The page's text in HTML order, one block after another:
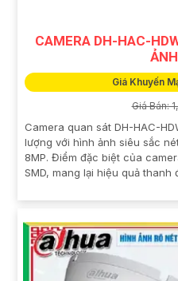
CAMERA DH-HAC-
Giá Khuyến
Giá Bán:
Camera quan sát DH-HAC-
lượng với hình ảnh siêu sắc
8MP. Điểm đặc biệt của
SMD, mang lại hiệu quả thanh